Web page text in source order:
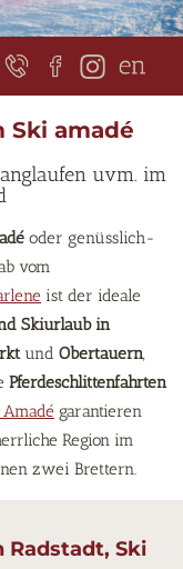
Ski amadé
uvm. im
oder genüsslich-
vom
ist der ideale
Skiurlaub in
und Obertauern,
Pferdeschlittenfahrten
garantieren
Region im
zwei Brettern.
Radstadt, Ski